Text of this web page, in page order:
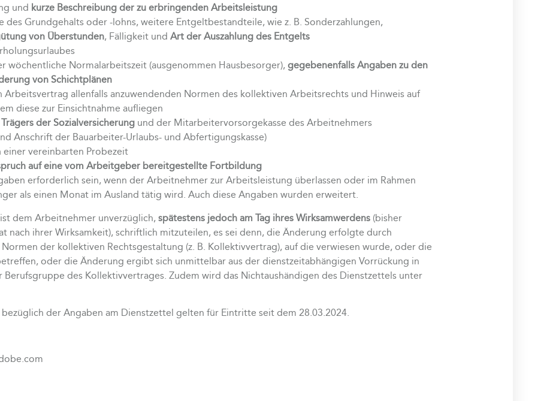
und kurze Beschreibung der zu erbringenden Arbeitsleistung
des Grundgehalts oder -lohns, weitere Entgeltbestandteile, wie z. B. Sonderzahlungen,
von Überstunden, Fälligkeit und Art der Auszahlung des Entgelts
wöchentliche Normalarbeitszeit (ausgenommen Hausbesorger), gegebenenfalls Angaben zu den
von Schichtplänen
Arbeitsvertrag allenfalls anzuwendenden Normen des kollektiven Arbeitsrechts und Hinweis auf
diese zur Einsichtnahme aufliegen
der Sozialversicherung und der Mitarbeitervorsorgekasse des Arbeitnehmers
Anschrift der Bauarbeiter-Urlaubs- und Abfertigungskasse)
einer vereinbarten Probezeit
auf eine vom Arbeitgeber bereitgestellte Fortbildung
erforderlich sein, wenn der Arbeitnehmer zur Arbeitsleistung überlassen oder im Rahmen
als einen Monat im Ausland tätig wird. Auch diese Angaben wurden erweitert.
dem Arbeitnehmer unverzüglich, spätestens jedoch am Tag ihres Wirksamwerdens (bisher
nach ihrer Wirksamkeit), schriftlich mitzuteilen, es sei denn, die Änderung erfolgte durch
der kollektiven Rechtsgestaltung (z. B. Kollektivvertrag), auf die verwiesen wurde, oder die
oder die Änderung ergibt sich unmittelbar aus der dienstzeitabhängigen Vorrückung in
des Kollektivvertrages. Zudem wird das Nichtaushändigen des Dienstzettels unter
der Angaben am Dienstzettel gelten für Eintritte seit dem 28.03.2024.